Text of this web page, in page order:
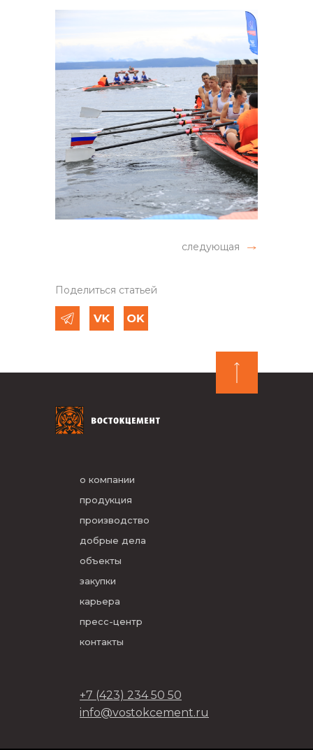
следующая
Поделиться статьей
о компании
продукция
производство
добрые дела
объекты
закупки
карьера
пресс-центр
контакты
+7 (423) 234 50 50
info@vostokcement.ru